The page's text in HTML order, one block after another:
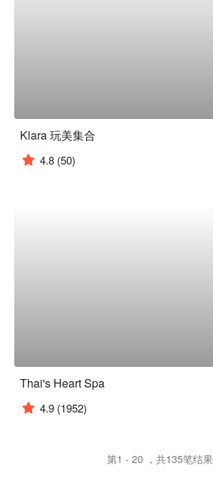
Klara 玩美集合
4.8 (50)
Thai's Heart Spa
4.9 (1952)
第1 - 20 ，共135笔结果